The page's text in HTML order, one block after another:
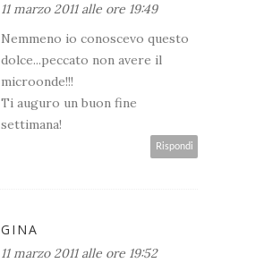
11 marzo 2011 alle ore 19:49
Nemmeno io conoscevo questo
dolce...peccato non avere il
microonde!!!
Ti auguro un buon fine
settimana!
Rispondi
GINA
11 marzo 2011 alle ore 19:52